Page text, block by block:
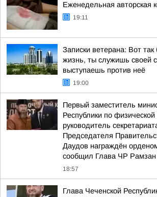
Еженедельная авторская
19:11
Записки ветерана: Вот
жизнь, ты служишь своей
выступаешь против неё
19:00
Первый заместитель
Республики по физической
руководитель
Председателя
Даудов награждён
сообщил Глава ЧР
18:57
Глава Чеченской